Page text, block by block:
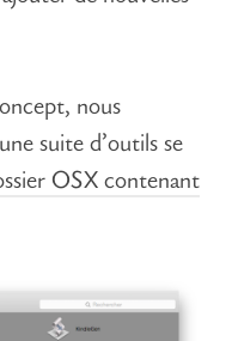
nous
suite d’outils se
OSX contenant